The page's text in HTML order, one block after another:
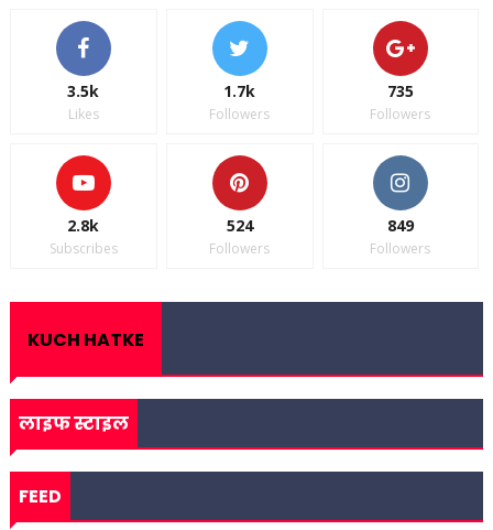
3.5k
Likes
1.7k
Followers
735
Followers
2.8k
Subscribes
524
Followers
849
Followers
KUCH HATKE
लाइफ स्टाइल
FEED